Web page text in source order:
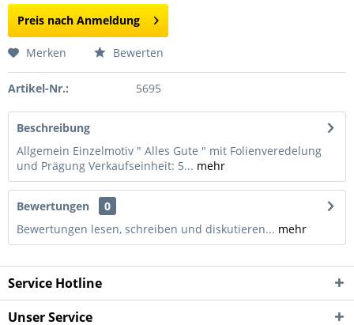
Preis nach Anmeldung
Merken Bewerten
Artikel-Nr.: 5695
Beschreibung
Allgemein Einzelmotiv " Alles Gute " mit Folienveredelung
und Prägung Verkaufseinheit: 5... mehr
Bewertungen
0
Bewertungen lesen, schreiben und diskutieren... mehr
Service Hotline
Unser Service